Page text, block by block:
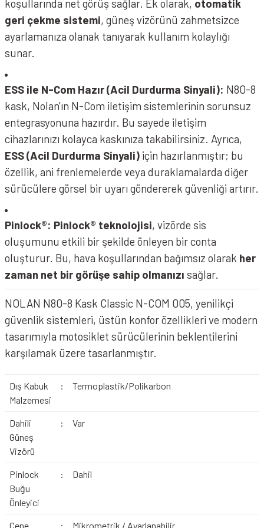
NOLAN N80-8 Kask Classico 303 Parlak Gri
NOLAN N80-8 Kask Verniciatura Speciale 344
NOLAN N80-8 Kask Classico Nobile 311 Mat Siyah Bej
koşullarında net görüş sağlar. Ek olarak, otomatik
geri çekme sistemi, güneş vizörünü zahmetsizce
ayarlamanıza olanak tanıyarak kullanım kolaylığı
sunar.
ESS ile N-Com Hazır (Acil Durdurma Sinyali): N80-8
kask, Nolan'ın N-Com iletişim sistemlerinin sorunsuz
entegrasyonuna hazırdır. Bu sayede iletişim
cihazlarınızı kolayca kaskınıza takabilirsiniz. Ayrıca,
ESS (Acil Durdurma Sinyali) için hazırlanmıştır; bu
özellik, ani frenlemelerde veya duraklamalarda diğer
sürücülere görsel bir uyarı göndererek güvenliği artırır.
Pinlock®: Pinlock® teknolojisi, vizörde sis
oluşumunu etkili bir şekilde önleyen bir conta
oluşturur. Bu, hava koşullarından bağımsız olarak her
zaman net bir görüşe sahip olmanızı sağlar.
NOLAN N80-8 Kask Classic N-COM 005, yenilikçi
güvenlik sistemleri, üstün konfor özellikleri ve modern
tasarımıyla motosiklet sürücülerinin beklentilerini
karşılamak üzere tasarlanmıştır.
Dış Kabuk
Malzemesi
: Termoplastik/Polikarbon
Dahili
Güneş
Vizörü
: Var
Pinlock
Buğu
Önleyici
: Dahil
Çene
: Mikrometrik / Ayarlanabilir